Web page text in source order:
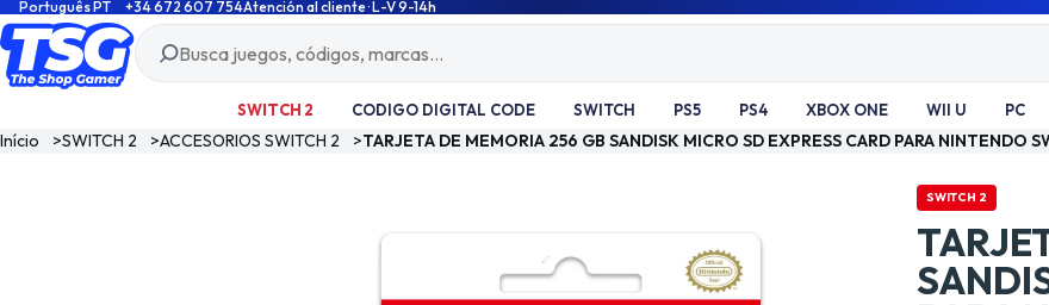
Português PT +34 672 607 754Atención al cliente · L-V 9-14h
SWITCH 2 CODIGO DIGITAL CODE SWITCH PS5 PS4 XBOX ONE WII U PC
Início >SWITCH 2 >ACCESORIOS SWITCH 2 >TARJETA DE MEMORIA 256 GB SANDISK MICRO SD EXPRESS CARD PARA NINTENDO
SWITCH 2